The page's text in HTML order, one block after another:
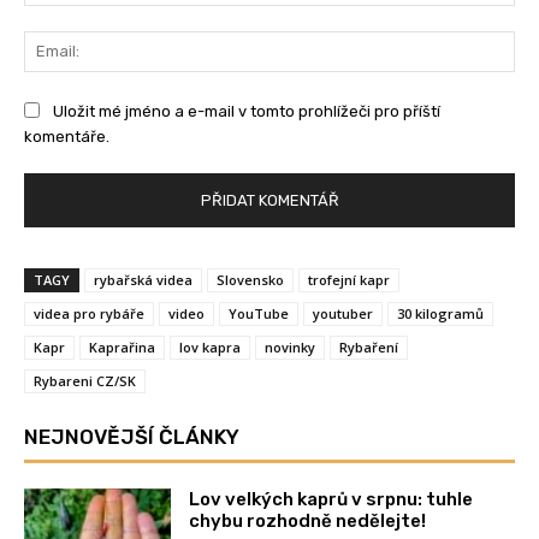
Uložit mé jméno a e-mail v tomto prohlížeči pro příští
komentáře.
TAGY rybařská videa Slovensko
trofejní kapr
videa pro rybáře
video YouTube youtuber
30 kilogramů
Kapr
Kaprařina lov kapra novinky
Rybaření
Rybareni CZ/SK
NEJNOVĚJŠÍ ČLÁNKY
Lov velkých kaprů v srpnu: tuhle
chybu rozhodně nedělejte!